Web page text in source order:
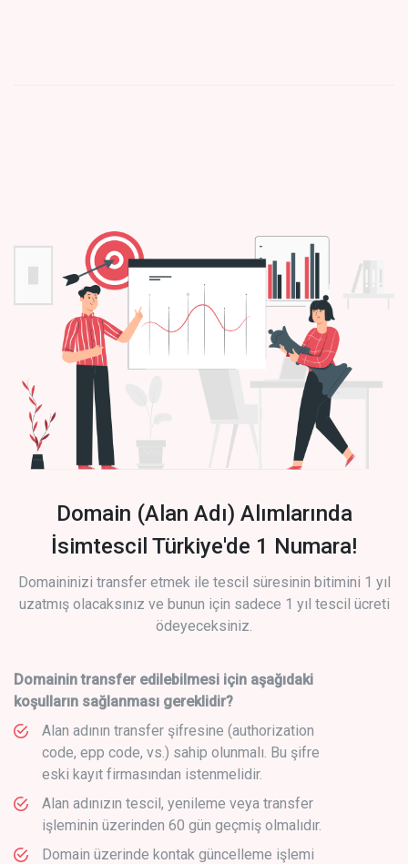
Domain (Alan Adı) Alımlarında
İsimtescil Türkiye'de 1 Numara!
Domaininizi transfer etmek ile tescil süresinin bitimini 1 yıl
uzatmış olacaksınız ve bunun için sadece 1 yıl tescil ücreti
ödeyeceksiniz.
Domainin transfer edilebilmesi için aşağıdaki
koşulların sağlanması gereklidir?
Alan adının transfer şifresine (authorization
code, epp code, vs.) sahip olunmalı. Bu şifre
eski kayıt firmasından istenmelidir.
Alan adınızın tescil, yenileme veya transfer
işleminin üzerinden 60 gün geçmiş olmalıdır.
Domain üzerinde kontak güncelleme işlemi